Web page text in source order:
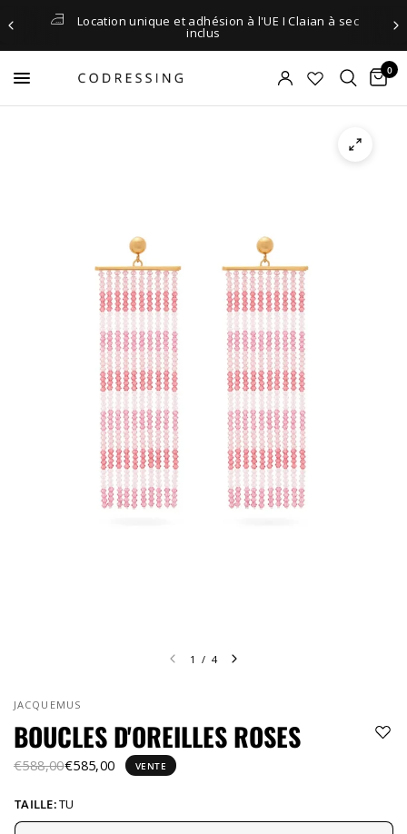
Location unique et adhésion à l'UE I Claian à sec
inclus
0
1 / 4
JACQUEMUS
BOUCLES D'OREILLES ROSES
€588,00€585,00 VENTE
TAILLE:TU